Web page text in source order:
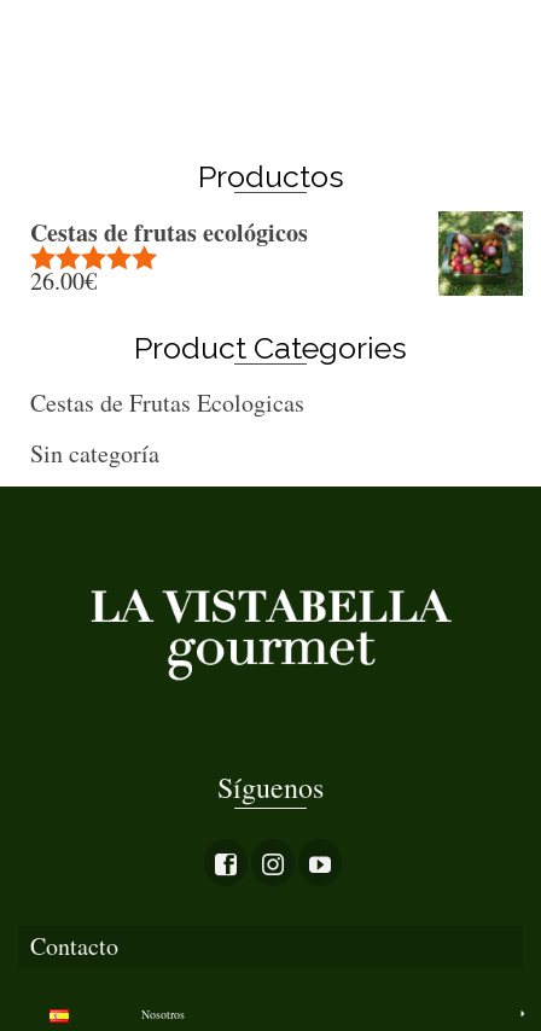
Productos
Cestas de frutas ecológicos
Rated5.00
26.00€
Product Categories
Cestas de Frutas Ecologicas
Sin categoría
Síguenos
Contacto
Nosotros